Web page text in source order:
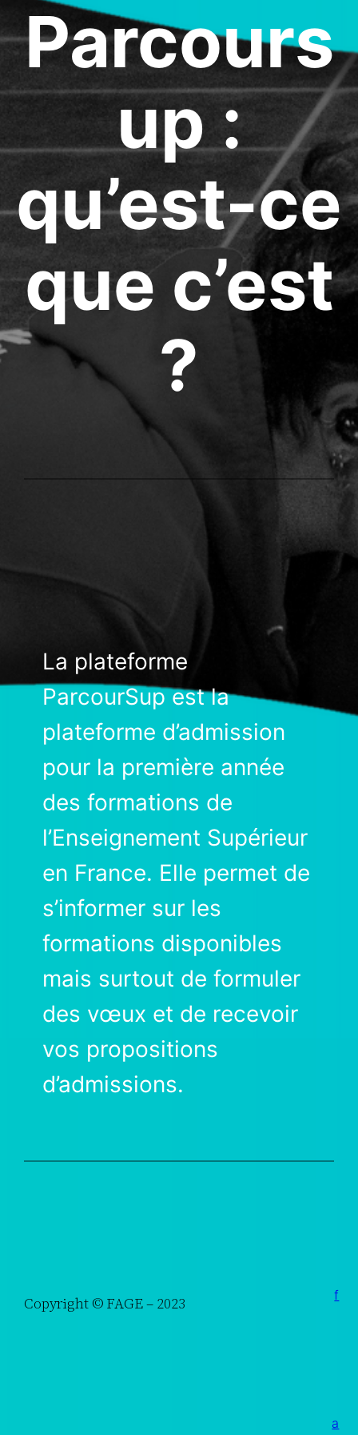
Parcours
up :
qu’est-ce
que c’est
?
La plateforme
ParcourSup est la
plateforme d’admission
pour la première année
des formations de
l’Enseignement Supérieur
en France. Elle permet de
s’informer sur les
formations disponibles
mais surtout de formuler
des vœux et de recevoir
vos propositions
d’admissions.
Copyright © FAGE – 2023 f
a